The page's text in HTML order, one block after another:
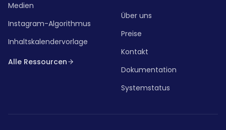
Medien
Instagram-Algorithmus
Inhaltskalendervorlage
Alle Ressourcen
Über uns
Preise
Kontakt
Dokumentation
Systemstatus